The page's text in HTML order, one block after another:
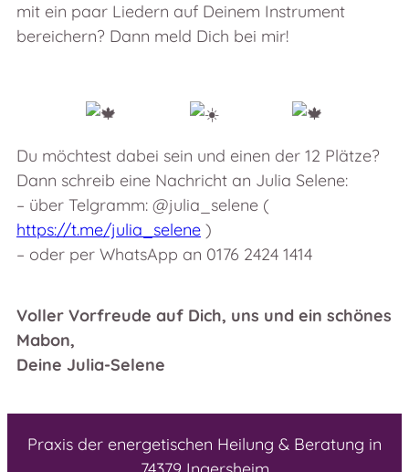
mit ein paar Liedern auf Deinem Instrument
bereichern? Dann meld Dich bei mir!
Du möchtest dabei sein und einen der 12 Plätze?
Dann schreib eine Nachricht an Julia Selene:
– über Telgramm: @julia_selene (
https://t.me/julia_selene )
– oder per WhatsApp an 0176 2424 1414
Voller Vorfreude auf Dich, uns und ein schönes
Mabon,
Deine Julia-Selene
Praxis der energetischen Heilung & Beratung in